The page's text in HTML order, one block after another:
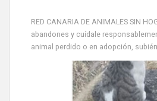
RED CANARIA DE ANIMALES SIN
abandones y cuídale
animal perdido o en adopción,